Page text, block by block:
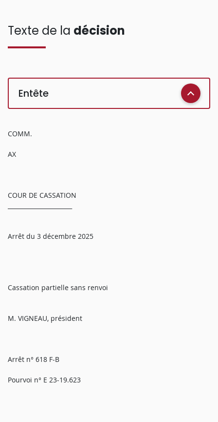
Texte de la décision
Entête
COMM.
AX
COUR DE CASSATION
Arrêt du 3 décembre 2025
Cassation partielle sans renvoi
M. VIGNEAU, président
Arrêt n° 618 F-B
Pourvoi n° E 23-19.623